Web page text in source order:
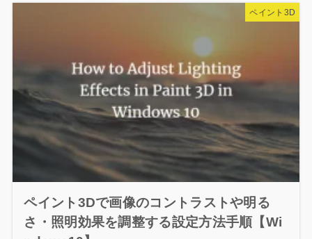
ペイント3D
ペイント3Dで画像のコントラストや明る
さ・照明効果を調整する設定方法手順【Wi